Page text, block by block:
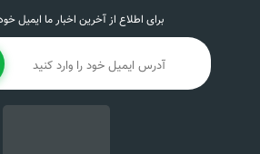
برای اطلاع از آخرین اخبار ما ایمیل